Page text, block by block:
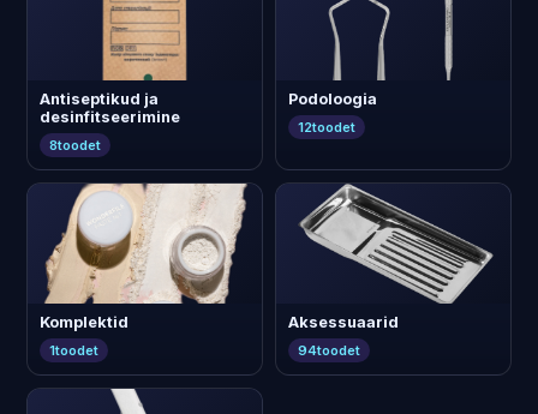
Antiseptikud ja
desinfitseerimine
8toodet
Podoloogia
12toodet
Komplektid
1toodet
Aksessuaarid
94toodet